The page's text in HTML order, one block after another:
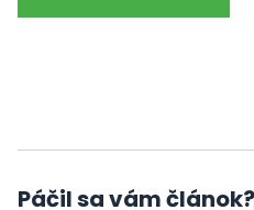
Páčil sa vám